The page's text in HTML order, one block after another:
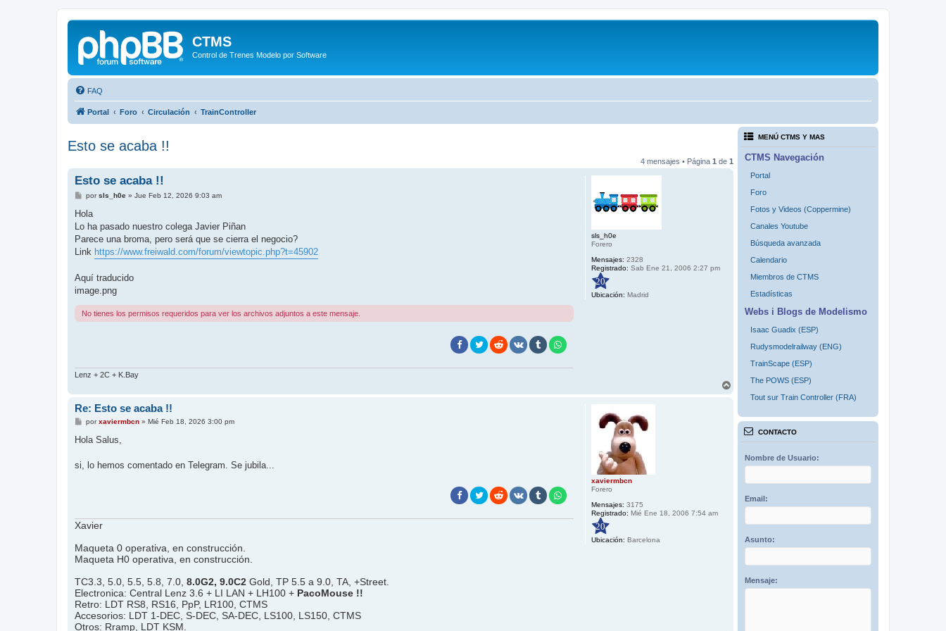
CTMS
Control de Trenes Modelo por Software
FAQ
Portal Foro Circulación TrainController
Esto se acaba !!
4 mensajes • Página 1 de 1
sls_h0e
Forero
Mensajes: 2328
Registrado: Sab Ene 21, 2006 2:27 pm
20
Ubicación: Madrid
Esto se acaba !!
M
n
a
j
porsls_h0e» Jue Feb 12, 2026 9:03 am
Hola
Lo ha pasado nuestro colega Javier Piñan
Parece una broma, pero será que se cierra el negocio?
Link https://www.freiwald.com/forum/viewtopic.php?t=45902
Aquí traducido
image.png
No tienes los permisos requeridos para ver los archivos adjuntos a este mensaje.
Lenz + 2C + K.Bay
xaviermbcn
Forero
Mensajes: 3175
Registrado: Mié Ene 18, 2006 7:54 am
20
Ubicación: Barcelona
Re: Esto se acaba !!
M
n
e
porxaviermbcn» Mié Feb 18, 2026 3:00 pm
Hola Salus,
si, lo hemos comentado en Telegram. Se jubila...
Xavier
Maqueta 0 operativa, en construcción.
Maqueta H0 operativa, en construcción.
TC3.3, 5.0, 5.5, 5.8, 7.0, 8.0G2, 9.0C2 Gold, TP 5.5 a 9.0, TA, +Street.
Electronica: Central Lenz 3.6 + LI LAN + LH100 + PacoMouse !!
Retro: LDT RS8, RS16, PpP, LR100, CTMS
Accesorios: LDT 1-DEC, S-DEC, SA-DEC, LS100, LS150, CTMS
Otros: Rramp, LDT KSM.
MENÚ CTMS Y MAS
CTMS Navegación
Portal
Foro
Fotos y Videos (Coppermine)
Canales Youtube
Búsqueda avanzada
Calendario
Miembros de CTMS
Estadísticas
Webs i Blogs de Modelismo
Isaac Guadix (ESP)
Rudysmodelrailway (ENG)
TrainScape (ESP)
The POWS (ESP)
Tout sur Train Controller (FRA)
CONTACTO
Nombre de Usuario:
Email:
Asunto:
Mensaje: